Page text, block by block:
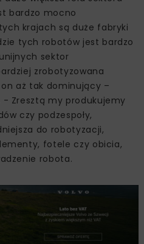
bardzo mocno
krajach są duże fabryki
tych robotów jest bardzo
sektor
zrobotyzowana
aż tak dominujący –
- Zresztą my produkujemy
czy podzespoły,
do robotyzacji,
fotele czy obicia,
robota.